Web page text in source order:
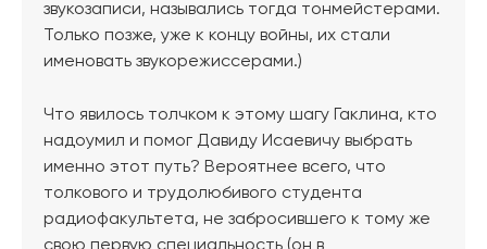
звукозаписи, назывались тогда тонмейстерами.
Только позже, уже к концу войны, их стали
именовать звукорежиссерами.)
Что явилось толчком к этому шагу Гаклина, кто
надоумил и помог Давиду Исаевичу выбрать
именно этот путь? Вероятнее всего, что
толкового и трудолюбивого студента
радиофакультета, не забросившего к тому же